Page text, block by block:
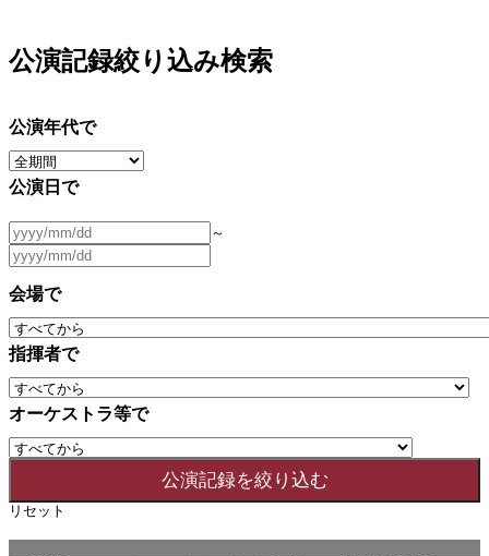
公演記録絞り込み検索
公演年代で
公演日で
～
会場で
指揮者で
オーケストラ等で
リセット